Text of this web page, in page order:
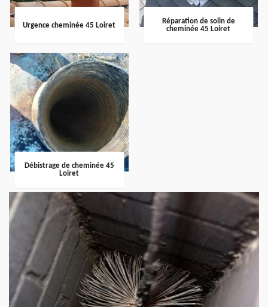
Urgence cheminée 45 Loiret
Réparation de solin de
cheminée 45 Loiret
Débistrage de cheminée 45
Loiret